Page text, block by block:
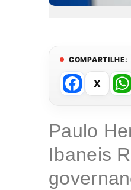
COMPARTILHE:
F
a
c
e
b
o
W
h
at
s
A
p
Paulo
Ibaneis